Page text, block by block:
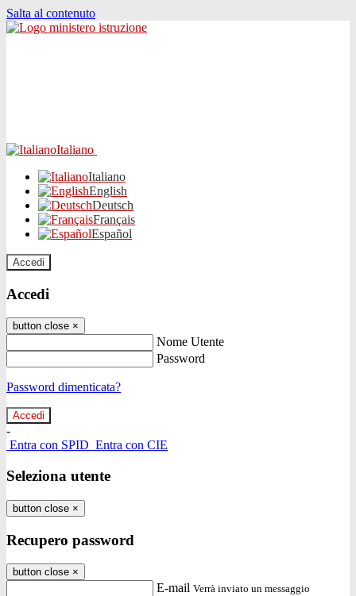
Salta al contenuto
Italiano
Italiano
English
Deutsch
Français
Español
Accedi
Accedi
button close ×
Nome Utente
Password
Password dimenticata?
-
Entra con SPID Entra con CIE
Seleziona utente
button close ×
Recupero password
button close ×
E-mail Verrà inviato un messaggio